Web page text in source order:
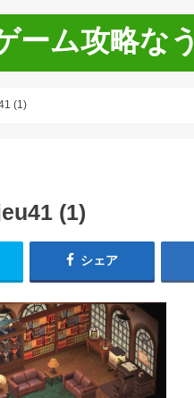
ーム攻略なう
(1)
(1)
シェア